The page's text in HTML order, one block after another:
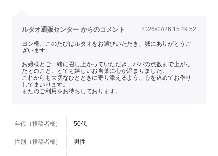
ルタオ通販センター からのコメント 2026/07/26 15:49:52
ヨン様、このたびはルタオをお選びいただき、誠にありがとうご
ざいます。
お嬢様とご一緒に召し上がっていただき、パパの点数まで上がっ
たとのこと、とても嬉しいお言葉に心が温まりました。
これからも大切なひとときに寄り添えるよう、心を込めてお作り
してまいります。
またのご利用をお待ちしております。
年代（投稿者様） 50代
性別（投稿者様） 男性